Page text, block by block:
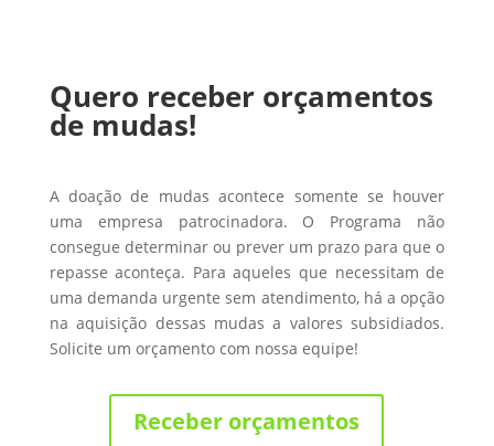
Quero receber orçamentos
de mudas!
A doação de mudas acontece somente se houver
uma empresa patrocinadora. O Programa não
consegue determinar ou prever um prazo para que o
repasse aconteça. Para aqueles que necessitam de
uma demanda urgente sem atendimento, há a opção
na aquisição dessas mudas a valores subsidiados.
Solicite um orçamento com nossa equipe!
Receber orçamentos